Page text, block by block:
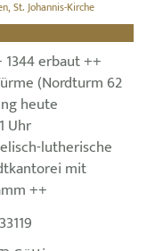
St. Johannis-Kirche
erbaut ++
(Nordturm 62
heute
Uhr
lutherische
mit
++